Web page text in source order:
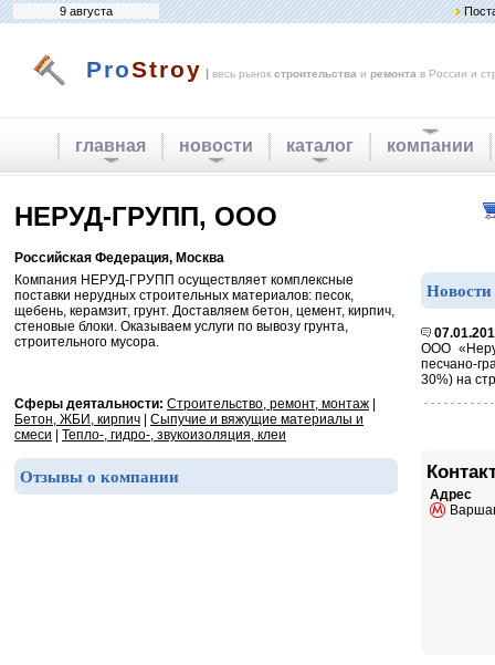
9 августа
ProStroy | весь рынок строительства и ремонта в России и
главная новости каталог компании
НЕРУД-ГРУПП, ООО
Российская Федерация, Москва
Компания НЕРУД-ГРУПП осуществляет комплексные
поставки нерудных строительных материалов: песок,
щебень, керамзит, грунт. Доставляем бетон, цемент, кирпич,
стеновые блоки. Оказываем услуги по вывозу грунта,
строительного мусора.
Сферы деятальности: Строительство, ремонт, монтаж
Бетон, ЖБИ, кирпич
Сыпучие и вяжущие материалы и
смеси
Тепло-, гидро-, звукоизоляция, клеи
Отзывы о компании
ООО
песчано-
30%) на
Адрес